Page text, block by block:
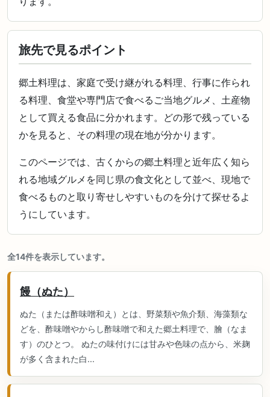
旅先で見るポイント
郷土料理は、家庭で受け継がれる料理、行事に作られ
る料理、食堂や専門店で食べるご当地グルメ、土産物
として買える食品に分かれます。どの形で残っている
かを見ると、その料理の現在地が分かります。
このページでは、古くからの郷土料理と近年広く知ら
れる地域グルメを同じ県の食文化として並べ、現地で
食べるものと取り寄せしやすいものを分けて探せるよ
うにしています。
全14件を表示しています。
饅（ぬた）
ぬた（または酢味噌和え）とは、野菜類や魚介類、海藻類な
どを、酢味噌やからし酢味噌で和えた郷土料理で、膾（なま
す）のひとつ。 ぬたの味付けには甘みや色味の点から、米麹
が多く含まれた白...